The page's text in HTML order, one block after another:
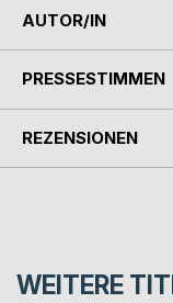
AUTOR/IN
PRESSESTIMMEN
REZENSIONEN
WEITERE